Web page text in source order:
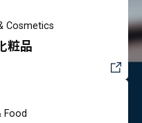
Cosmetics
粧品
Food